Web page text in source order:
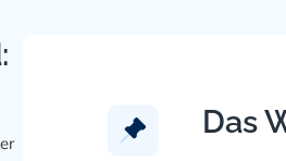
Das